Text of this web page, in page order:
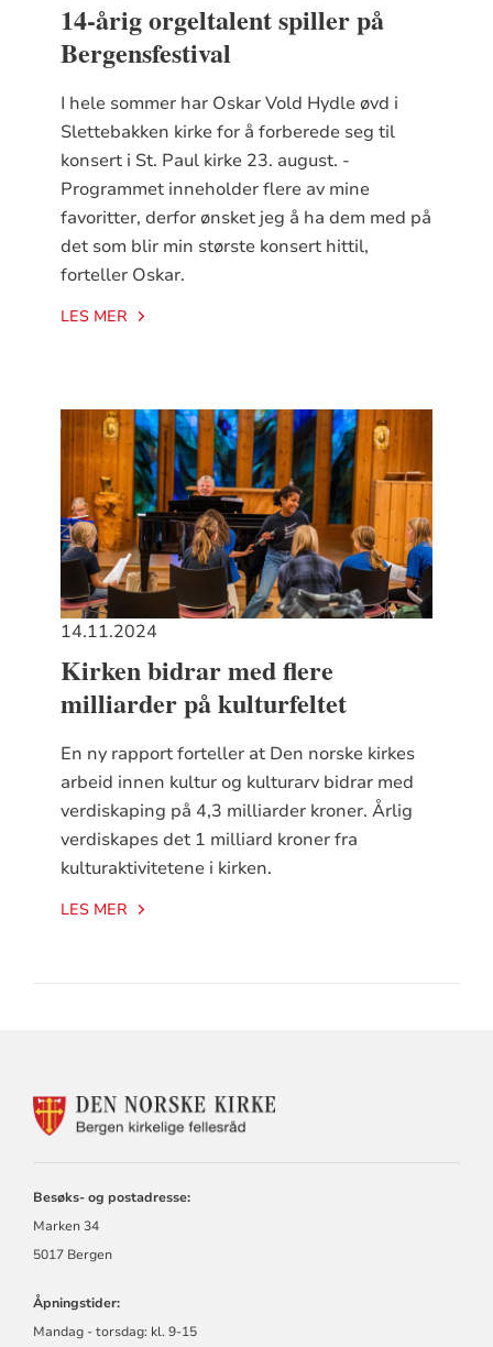
14-årig orgeltalent spiller på
Bergensfestival
I hele sommer har Oskar Vold Hydle øvd i
Slettebakken kirke for å forberede seg til
konsert i St. Paul kirke 23. august. -
Programmet inneholder flere av mine
favoritter, derfor ønsket jeg å ha dem med på
det som blir min største konsert hittil,
forteller Oskar.
LES MER
14.11.2024
Kirken bidrar med flere
milliarder på kulturfeltet
En ny rapport forteller at Den norske kirkes
arbeid innen kultur og kulturarv bidrar med
verdiskaping på 4,3 milliarder kroner. Årlig
verdiskapes det 1 milliard kroner fra
kulturaktivitetene i kirken.
LES MER
KONTAKTINFORMASJON
Besøks- og postadresse:
Marken 34
5017 Bergen
Åpningstider:
Mandag - torsdag: kl. 9-15